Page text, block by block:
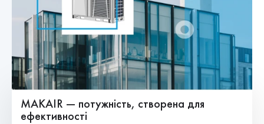
MAKAIR — потужність, створена для
ефективності